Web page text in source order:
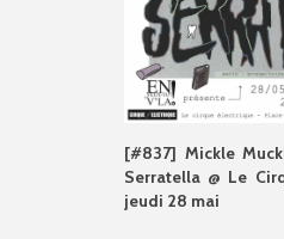
[#837] Mickle
Serratella @ Le
jeudi 28 mai